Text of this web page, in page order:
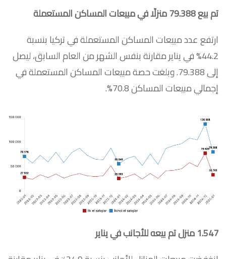
تم بيع 79.388 منزلًا في مبيعات المساكن المستعملة
ارتفع عدد مبيعات المساكن المستعملة في تركيا بنسبة
44.2% في يناير مقارنة بنفس الشهر من العام السابق، ليصل
إلى 79.388. وبلغت حصة مبيعات المساكن المستعملة في
إجمالي مبيعات المساكن 70.8%.
1.547منزل تم بيعه للأجانب في يناير